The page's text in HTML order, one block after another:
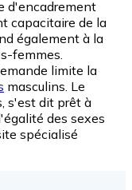
d'encadrement
capacitaire de la
également à la
femmes.
limite la
masculins. Le
s'est dit prêt à
des sexes
spécialisé